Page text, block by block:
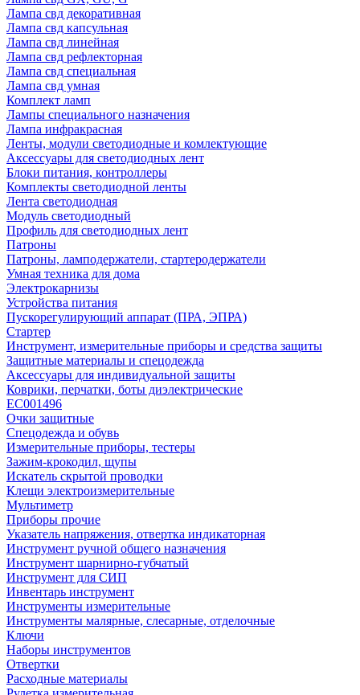
Лампа свд декоративная
Лампа свд капсульная
Лампа свд линейная
Лампа свд рефлекторная
Лампа свд специальная
Лампа свд умная
Комплект ламп
Лампы специального назначения
Лампа инфракрасная
Ленты, модули светодиодные и комлектующие
Аксессуары для светодиодных лент
Блоки питания, контроллеры
Комплекты светодиодной ленты
Лента светодиодная
Модуль светодиодный
Профиль для светодиодных лент
Патроны
Патроны, ламподержатели, стартеродержатели
Умная техника для дома
Электрокарнизы
Устройства питания
Пускорегулирующий аппарат (ПРА, ЭПРА)
Стартер
Инструмент, измерительные приборы и средства защиты
Защитные материалы и спецодежда
Аксессуары для индивидуальной защиты
Коврики, перчатки, боты диэлектрические
EC001496
Очки защитные
Спецодежда и обувь
Измерительные приборы, тестеры
Зажим-крокодил, щупы
Искатель скрытой проводки
Клещи электроизмерительные
Мультиметр
Приборы прочие
Указатель напряжения, отвертка индикаторная
Инструмент ручной общего назначения
Инструмент шарнирно-губчатый
Инструмент для СИП
Инвентарь инструмент
Инструменты измерительные
Инструменты малярные, слесарные, отделочные
Ключи
Наборы инструментов
Отвертки
Расходные материалы